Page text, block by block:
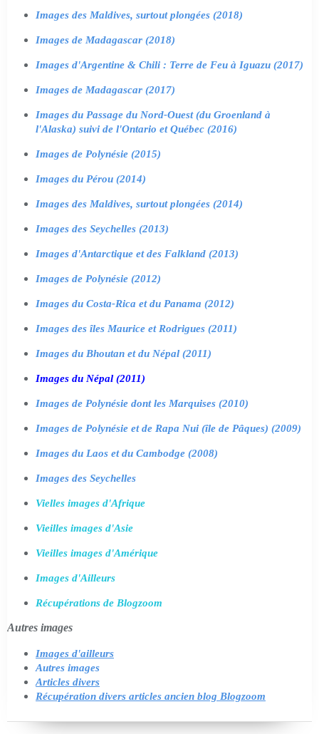
Images des Maldives, surtout plongées (2018)
Images de Madagascar (2018)
Images d'Argentine & Chili : Terre de Feu à Iguazu (2017)
Images de Madagascar (2017)
Images du Passage du Nord-Ouest (du Groenland à
l'Alaska) suivi de l'Ontario et Québec (2016)
Images de Polynésie (2015)
Images du Pérou (2014)
Images des Maldives, surtout plongées (2014)
Images des Seychelles (2013)
Images d'Antarctique et des Falkland (2013)
Images de Polynésie (2012)
Images du Costa-Rica et du Panama (2012)
Images des îles Maurice et Rodrigues (2011)
Images du Bhoutan et du Népal (2011)
Images du Népal (2011)
Images de Polynésie dont les Marquises (2010)
Images de Polynésie et de Rapa Nui (île de Pâques) (2009)
Images du Laos et du Cambodge (2008)
Images des Seychelles
Vielles images d'Afrique
Vieilles images d'Asie
Vieilles images d'Amérique
Images d'Ailleurs
Récupérations de Blogzoom
Autres images
Images d'ailleurs
Autres images
Articles divers
Récupération divers articles ancien blog Blogzoom